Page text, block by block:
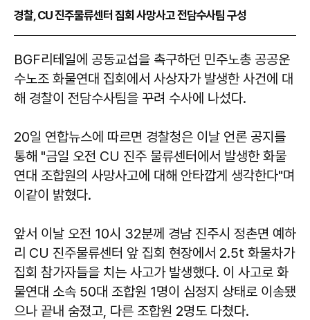
경찰, CU 진주물류센터 집회 사망사고 전담수사팀 구성
BGF리테일에 공동교섭을 촉구하던 민주노총 공공운
수노조 화물연대 집회에서 사상자가 발생한 사건에 대
해 경찰이 전담수사팀을 꾸려 수사에 나섰다.
20일 연합뉴스에 따르면 경찰청은 이날 언론 공지를
통해 "금일 오전 CU 진주 물류센터에서 발생한 화물
연대 조합원의 사망사고에 대해 안타깝게 생각한다"며
이같이 밝혔다.
앞서 이날 오전 10시 32분께 경남 진주시 정촌면 예하
리 CU 진주물류센터 앞 집회 현장에서 2.5t 화물차가
집회 참가자들을 치는 사고가 발생했다. 이 사고로 화
물연대 소속 50대 조합원 1명이 심정지 상태로 이송됐
으나 끝내 숨졌고, 다른 조합원 2명도 다쳤다.